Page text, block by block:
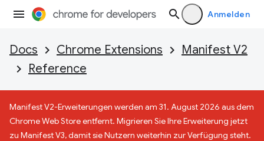
Anmelden
Docs Chrome Extensions
Manifest V2
Reference
Manifest V2-Erweiterungen werden am 31. August 2026 aus dem
Chrome Web Store entfernt. Migrieren Sie Ihre Erweiterung jetzt
zu Manifest V3, damit sie Nutzern weiterhin zur Verfügung steht.